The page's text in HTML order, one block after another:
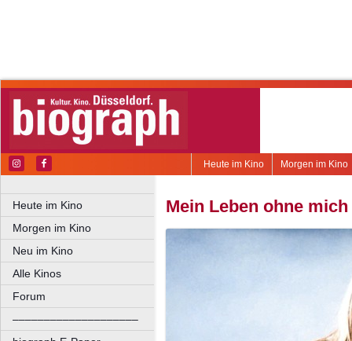
Morgen im Kino
Heute im Kino
Heute im Kino
Morgen im Kino
Neu im Kino
Alle Kinos
Forum
––––––––––––––––––––
Mein Leben ohne mich